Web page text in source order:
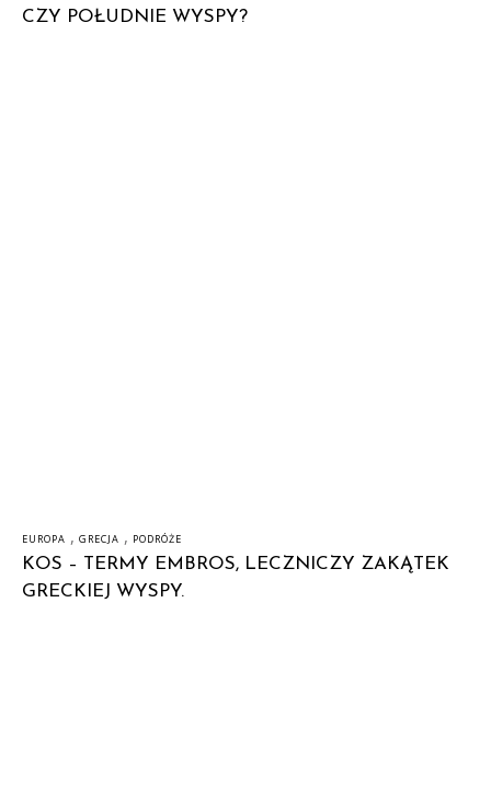
CZY POŁUDNIE WYSPY?
EUROPA , GRECJA , PODRÓŻE
KOS – TERMY EMBROS, LECZNICZY ZAKĄTEK
GRECKIEJ WYSPY.